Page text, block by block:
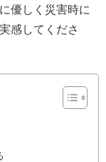
優しく災害時に
感してくださ